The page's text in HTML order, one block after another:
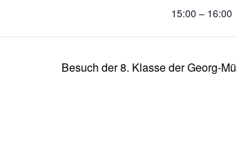
15:00 – 16:00
Besuch der 8. Klasse der Georg-